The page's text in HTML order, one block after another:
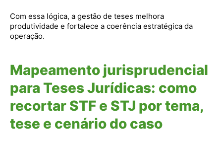
Com essa lógica, a gestão de teses melhora
produtividade e fortalece a coerência estratégica da
operação.
Mapeamento jurisprudencial
para Teses Jurídicas: como
recortar STF e STJ por tema,
tese e cenário do caso